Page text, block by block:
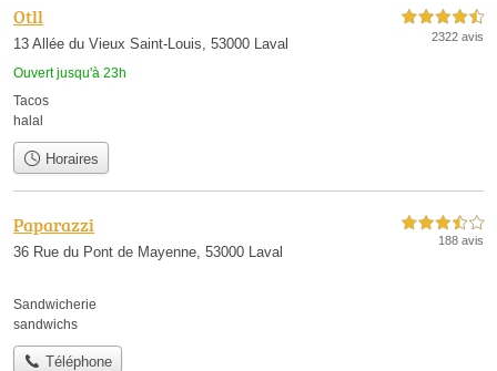
Otll
13 Allée du Vieux Saint-Louis, 53000 Laval
Ouvert jusqu'à 23h
4,5 étoiles sur 5
2322 avis
Tacos
halal
Horaires
Paparazzi
36 Rue du Pont de Mayenne, 53000 Laval
3,5 étoiles sur 5
188 avis
Sandwicherie
sandwichs
Téléphone